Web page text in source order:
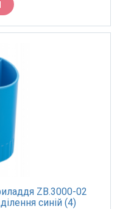
ZB.3000-02
синій (4)